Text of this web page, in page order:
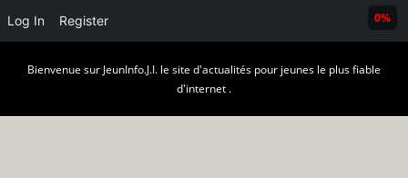
Log In Register
Bienvenue sur JeunInfo.J.I. le site d'actualités pour jeunes le plus fiable
d'internet .
0%